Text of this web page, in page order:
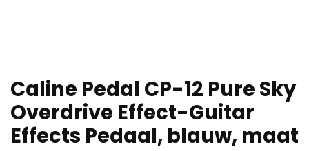
Caline Pedal CP-12 Pure Sky
Overdrive Effect-Guitar
Effects Pedaal, blauw, maat